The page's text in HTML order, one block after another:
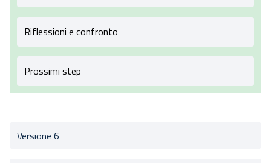
Riflessioni e confronto
Prossimi step
Versione 6